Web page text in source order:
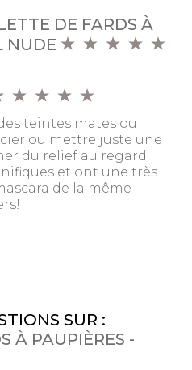
DE FARDS À
NUDE
teintes mates ou
ou mettre juste une
du relief au regard.
et ont une très
de la même
SUR :
À PAUPIÈRES -